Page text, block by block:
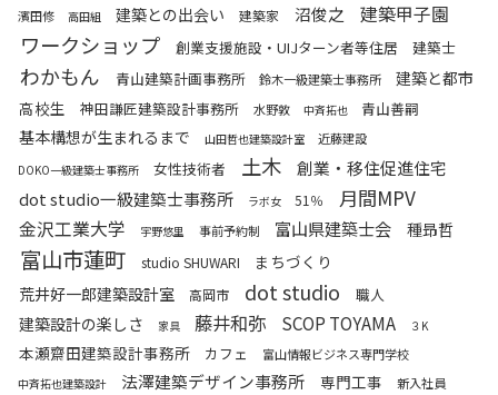
濱田修
高田組 建築との出会い 建築家 沼俊之 建築甲子園
ワークショップ 創業支援施設・UIJターン者等住居 建築士
わかもん 青山建築計画事務所 鈴木一級建築士事務所
建築と都市
高校生
神田謙匠建築設計事務所 水野敦 中斉拓也 青山善嗣
基本構想が生まれるまで 山田哲也建築設計室 近藤建設
DOKO一級建築士事務所 女性技術者 土木
創業・移住促進住宅
dot studio一級建築士事務所
ラボ女 51％ 月間MPV
金沢工業大学 宇野悠里 事前予約制 富山県建築士会 種昻哲
富山市蓮町 studio SHUWARI
まちづくり
荒井好一郎建築設計室
高岡市 dot studio 職人
建築設計の楽しさ 家具 藤井和弥 SCOP TOYAMA ３K
本瀬齋田建築設計事務所 カフェ 富山情報ビジネス専門学校
中斉拓也建築設計 法澤建築デザイン事務所 専門工事 新入社員